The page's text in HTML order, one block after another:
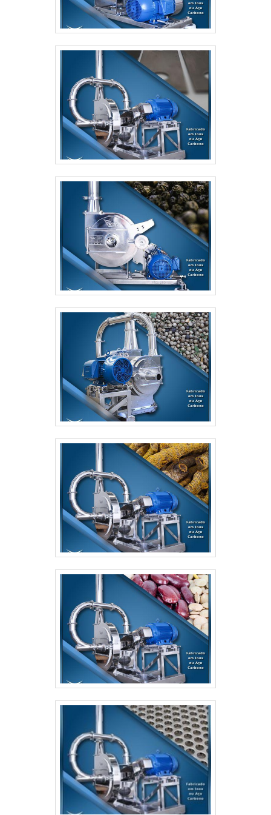
satisfação em melhor atender.UM POUCO MAIS
SOBRE A EMPRESAApenas na Moinhos Vieira
sempre tem a solução mais buscada na área de
moinhos para moagem de grãos, cereais e
especiarias. Com foco na experiência dos clientes,
oferece itens variados como moinho de martelo
Vieira MCS 280 (5cv) e moinho de martelo Vieira
MCD 680b (30cv) com ótima qualidade e excelente
custo-benefício.Garantimos a satisfação dos
clientes através de um atendimento singular, por
meio de profissionais treinados e altamente
qualificados. A Moinhos Vieira é uma empresa que
tem sido preferência no segmento por toda
seriedade e qualidade, o que garante o sucesso
aos parceiros de ponta a ponta..